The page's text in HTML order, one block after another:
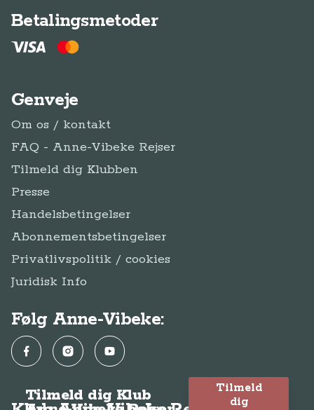
Betalingsmetoder
Genveje
Om os / kontakt
FAQ - Anne-Vibeke Rejser
Tilmeld dig Klubben
Presse
Handelsbetingelser
Abonnementsbetingelser
Privatlivspolitik / cookies
Juridisk Info
Følg Anne-Vibeke:
FacebookInstagramYouTube
Tilmeld dig Klub
Tilmeld
dig